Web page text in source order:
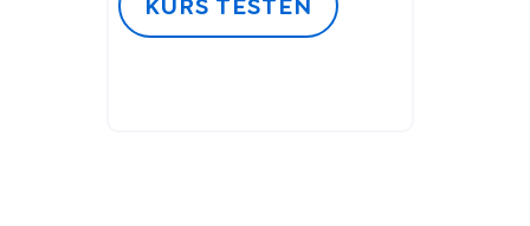
KURS TESTEN